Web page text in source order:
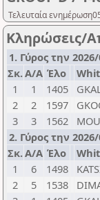
Τελευταία
Κληρώσεις/
1. Γύρος την
Σκ.Α/Α Έλο
1
1 1405
2
2 1597
3
3 1562
2. Γύρος την
Σκ.Α/Α Έλο
1
6 1498
2
5 1538